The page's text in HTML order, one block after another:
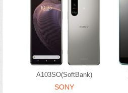
A103SO(SoftBank)
SONY